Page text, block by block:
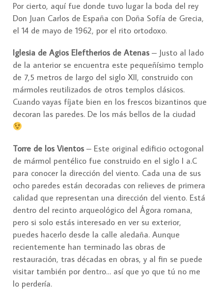
Por cierto, aquí fue donde tuvo lugar la boda del rey
Don Juan Carlos de España con Doña Sofía de Grecia,
el 14 de mayo de 1962, por el rito ortodoxo.
Iglesia de Agios Eleftherios de Atenas – Justo al lado
de la anterior se encuentra este pequeñísimo templo
de 7,5 metros de largo del siglo XII, construido con
mármoles reutilizados de otros templos clásicos.
Cuando vayas fíjate bien en los frescos bizantinos que
decoran las paredes. De los más bellos de la ciudad
Torre de los Vientos – Este original edificio octogonal
de mármol pentélico fue construido en el siglo I a.C
para conocer la dirección del viento. Cada una de sus
ocho paredes están decoradas con relieves de primera
calidad que representan una dirección del viento. Está
dentro del recinto arqueológico del Ágora romana,
pero si solo estás interesado en ver su exterior,
puedes hacerlo desde la calle aledaña. Aunque
recientemente han terminado las obras de
restauración, tras décadas en obras, y al fin se puede
visitar también por dentro… así que yo que tú no me
lo perdería.